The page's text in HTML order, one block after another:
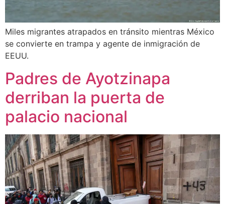
Miles migrantes atrapados en tránsito mientras México
se convierte en trampa y agente de inmigración de
EEUU.
Padres de Ayotzinapa
derriban la puerta de
palacio nacional